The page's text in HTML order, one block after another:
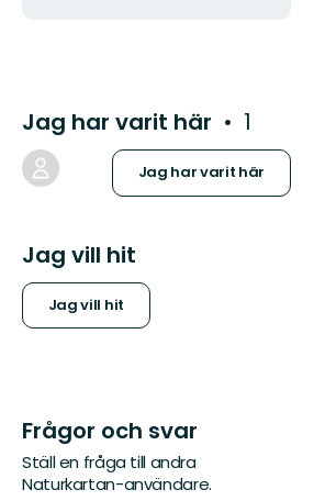
Jag har varit här 1
Jag har varit här
Jag vill hit
Jag vill hit
Frågor och svar
Ställ en fråga till andra
Naturkartan-användare.